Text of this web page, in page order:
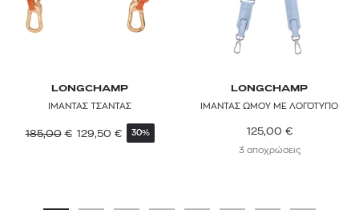
LONGCHAMP
ΙΜΑΝΤΑΣ ΤΣΑΝΤΑΣ
185,00 € 129,50 € 30%
LONGCHAMP
ΙΜΑΝΤΑΣ ΩΜΟΥ ΜΕ ΛΟΓΟΤΥΠΟ
125,00 €
3 αποχρώσεις